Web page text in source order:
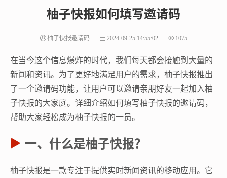
柚子快报如何填写邀请码
柚子快报邀请码 2024-09-25 14:55:02 1075
在当今这个信息爆炸的时代，我们每天都会接触到大量的
新闻和资讯。为了更好地满足用户的需求，柚子快报推出
了一个邀请码功能，让用户可以邀请亲朋好友一起加入柚
子快报的大家庭。详细介绍如何填写柚子快报的邀请码，
帮助大家轻松成为柚子快报的一员。
一、什么是柚子快报？
柚子快报是一款专注于提供实时新闻资讯的移动应用。它